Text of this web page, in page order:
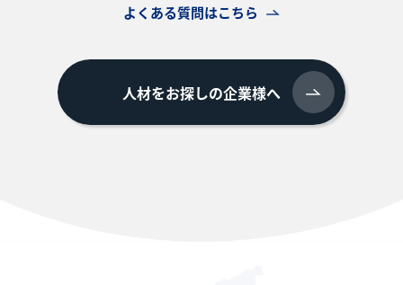
よくある質問はこちら
人材をお探しの企業様へ